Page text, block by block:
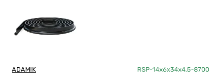
ADAMIK RSP-14x6x34x4,5-8700